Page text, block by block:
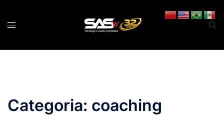
Categoria: coaching